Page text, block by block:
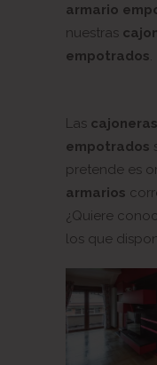
armario
nuestras
empotrados
Las
empotrados
pretende es
armarios
¿Quiere
los que